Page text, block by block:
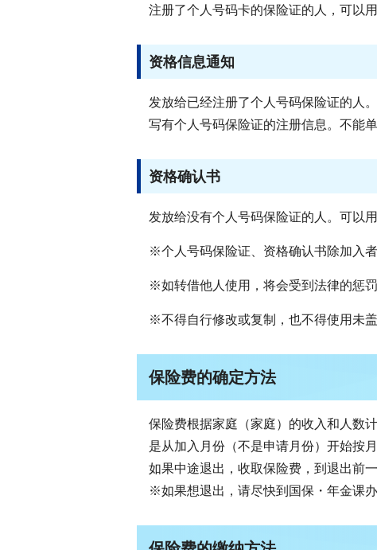
注册了个人号码卡的保险证的人，可以
资格信息通知
发放给已经注册了个人号码保险证的人。
写有个人号码保险证的注册信息。不能
资格确认书
发放给没有个人号码保险证的人。可以
※个人号码保险证、资格确认书除加入者
※如转借他人使用，将会受到法律的惩罚
※不得自行修改或复制，也不得使用未
保险费的确定方法
保险费根据家庭（家庭）的收入和人数计
是从加入月份（不是申请月份）开始按月
如果中途退出，收取保险费，到退出前一
※如果想退出，请尽快到国保・年金课办